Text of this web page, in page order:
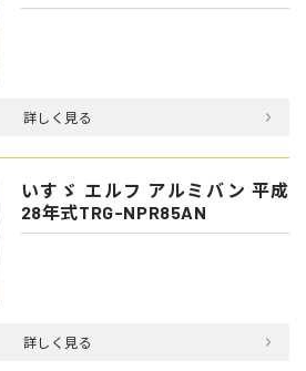
詳しく見る
いすゞ エルフ アルミバン 平成
28年式TRG-NPR85AN
詳しく見る